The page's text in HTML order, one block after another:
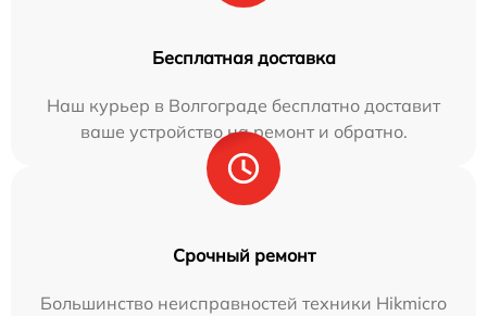
Бесплатная доставка
Наш курьер в Волгограде бесплатно доставит
ваше устройство на ремонт и обратно.
Срочный ремонт
Большинство неисправностей техники Hikmicro